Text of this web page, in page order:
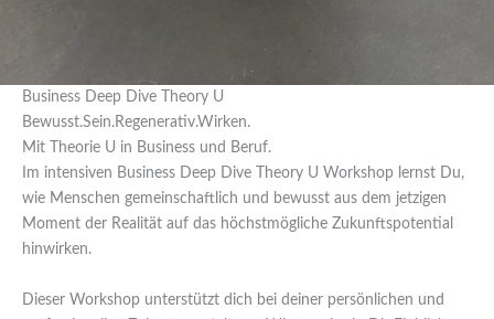
Business Deep Dive Theory U
Bewusst.Sein.Regenerativ.Wirken.
Mit Theorie U in Business und Beruf.
Im intensiven Business Deep Dive Theory U Workshop lernst Du,
wie Menschen gemeinschaftlich und bewusst aus dem jetzigen
Moment der Realität auf das höchstmögliche Zukunftspotential
hinwirken.
Dieser Workshop unterstützt dich bei deiner persönlichen und